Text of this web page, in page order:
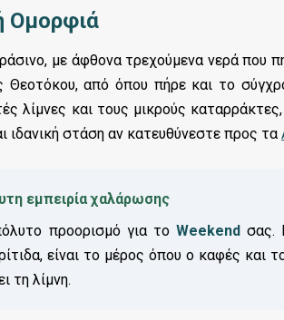
Ομορφιά
με άφθονα τρεχούμενα νερά που
Θεοτόκου, από όπου πήρε και το
λίμνες και τους μικρούς
ιδανική στάση αν κατευθύνεστε προς τα
εμπειρία χαλάρωσης
προορισμό για το Weekend σας.
είναι το μέρος όπου ο καφές και
τη λίμνη.